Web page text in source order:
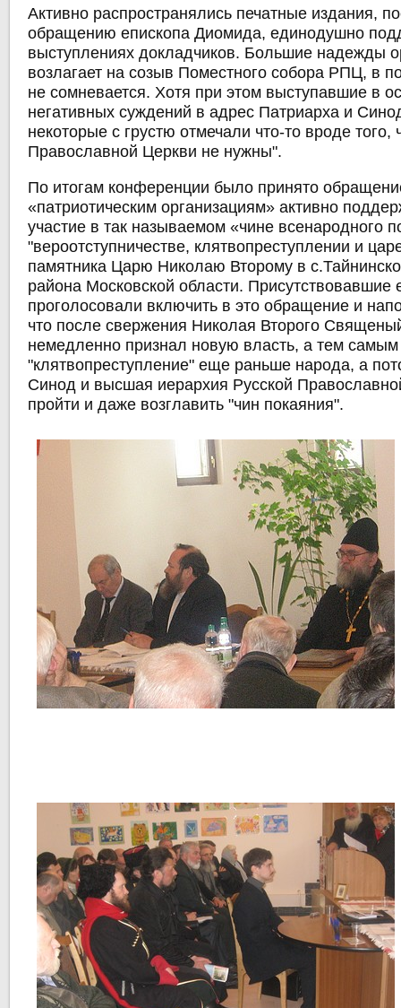
Активно распространялись печатные издания,
обращению епископа Диомида, единодушно
выступлениях докладчиков. Большие надежды
возлагает на созыв Поместного собора РПЦ, в
не сомневается. Хотя при этом выступавшие в
негативных суждений в адрес Патриарха и
некоторые с грустю отмечали что-то вроде того,
Православной Церкви не нужны".
По итогам конференции было принято
«патриотическим организациям» активно
участие в так называемом«чине всенародного
"вероотступничестве, клятвопреступлении и
памятника Царю Николаю Второму в
района Московской области. Присутствовавшие
проголосовали включить в это обращение и
что после свержения Николая Второго
немедленно признал новую власть, а тем
"клятвопреступление" еще раньше народа, а
Синод и высшая иерархия Русской
пройти и даже возглавить "чин покаяния".